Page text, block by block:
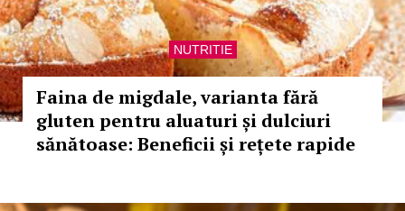
NUTRITIE
Faina de migdale, varianta fără
gluten pentru aluaturi și dulciuri
sănătoase: Beneficii și rețete rapide